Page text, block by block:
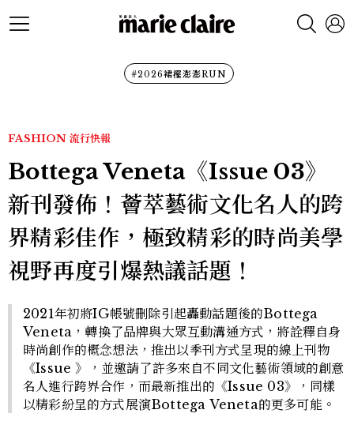
#2026裙襬澎澎RUN
FASHION 流行快報
Bottega Veneta《Issue 03》
新刊發佈！薈萃藝術文化名人的跨
界精彩佳作，極致精彩的時尚美學
視野再度引爆熱議話題！
2021年初將IG帳號刪除引起轟動話題後的Bottega
Veneta，轉換了品牌與大眾互動溝通方式，將詮釋自身
時尚創作的概念想法，推出以季刊方式呈現的線上刊物
《Issue 》，並邀請了許多來自不同文化藝術領域的創意
名人進行跨界合作，而最新推出的《Issue 03》，同樣
以精彩紛呈的方式展演Bottega Veneta的更多可能。